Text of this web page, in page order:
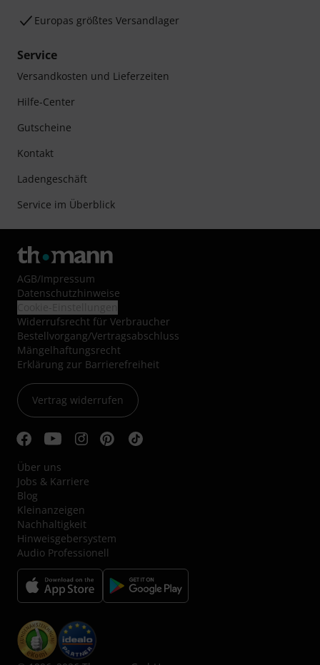
Europas größtes Versandlager
Service
Versandkosten und Lieferzeiten
Hilfe-Center
Gutscheine
Kontakt
Ladengeschäft
Service im Überblick
AGB/Impressum
Datenschutzhinweise
Widerrufsrecht für Verbraucher
Bestellvorgang/Vertragsabschluss
Mängelhaftungsrecht
Erklärung zur Barrierefreiheit
Vertrag widerrufen
Über uns
Jobs & Karriere
Blog
Kleinanzeigen
Nachhaltigkeit
Hinweisgebersystem
Audio Professionell